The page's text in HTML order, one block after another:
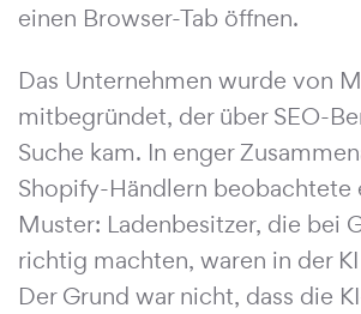
einen Browser-Tab öffnen.
Das Unternehmen wurde von
mitbegründet, der über SEO-
Suche kam. In enger
Shopify-Händlern beobachtete
Muster: Ladenbesitzer, die bei
richtig machten, waren in der
Der Grund war nicht, dass die